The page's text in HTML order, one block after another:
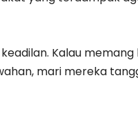
Kalau
mari mereka